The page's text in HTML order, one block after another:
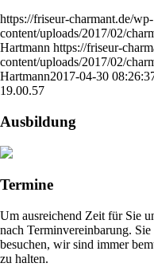
https://friseur-charmant.de/wp-
content/uploads/2017/02/
Hartmann https://friseur-
content/uploads/2017/02/
Hartmann2017-04-30
19.00.57
Ausbildung
Termine
Um ausreichend Zeit für Sie
nach Terminvereinbarung.
besuchen, wir sind immer
zu halten.